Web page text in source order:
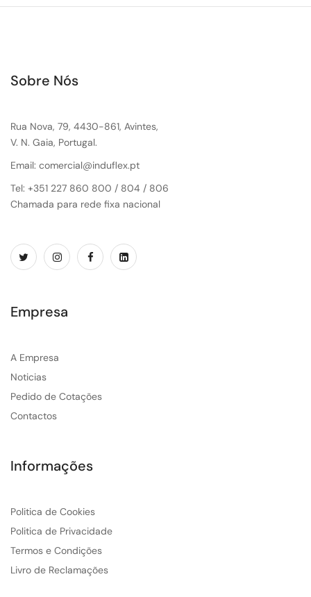
Sobre Nós
Rua Nova, 79, 4430-861, Avintes,
V. N. Gaia, Portugal.
Email: comercial@induflex.pt
Tel: +351 227 860 800 / 804 / 806
Chamada para rede fixa nacional
Empresa
A Empresa
Noticias
Pedido de Cotações
Contactos
Informações
Politica de Cookies
Politica de Privacidade
Termos e Condições
Livro de Reclamações